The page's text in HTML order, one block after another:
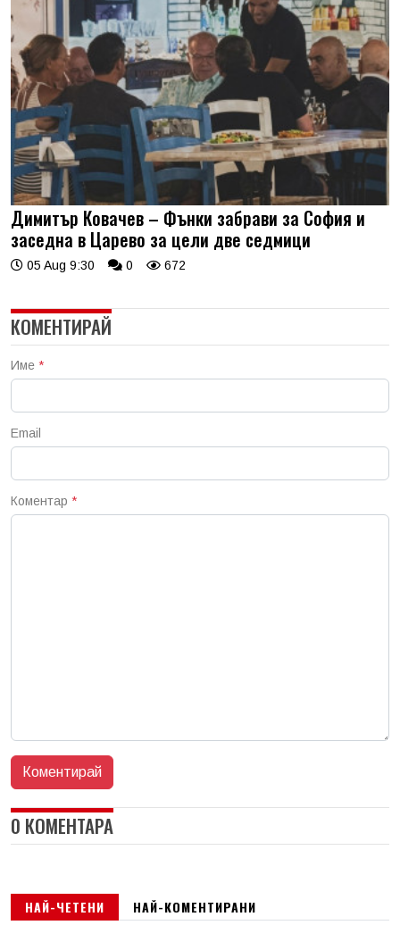
Димитър Ковачев – Фънки забрави за София и
заседна в Царево за цели две седмици
05 Aug 9:30 0 672
КОМЕНТИРАЙ
Име *
Email
Коментар *
0 КОМЕНТАРА
НАЙ-ЧЕТЕНИ НАЙ-КОМЕНТИРАНИ